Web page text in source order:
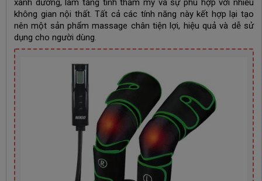
xanh dương, làm tăng tính thẩm mỹ và sự phù hợp với nhiều
không gian nội thất. Tất cả các tính năng này kết hợp lại tạo
nên một sản phẩm massage chân tiện lợi, hiệu quả và dễ sử
dụng cho người dùng.